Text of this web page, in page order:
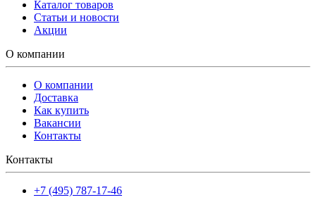
Каталог товаров
Статьи и новости
Акции
О компании
О компании
Доставка
Как купить
Вакансии
Контакты
Контакты
+7 (495) 787-17-46